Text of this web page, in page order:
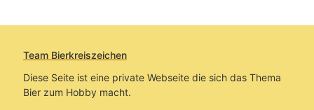
Team Bierkreiszeichen
Diese Seite ist eine private Webseite die sich das Thema
Bier zum Hobby macht.